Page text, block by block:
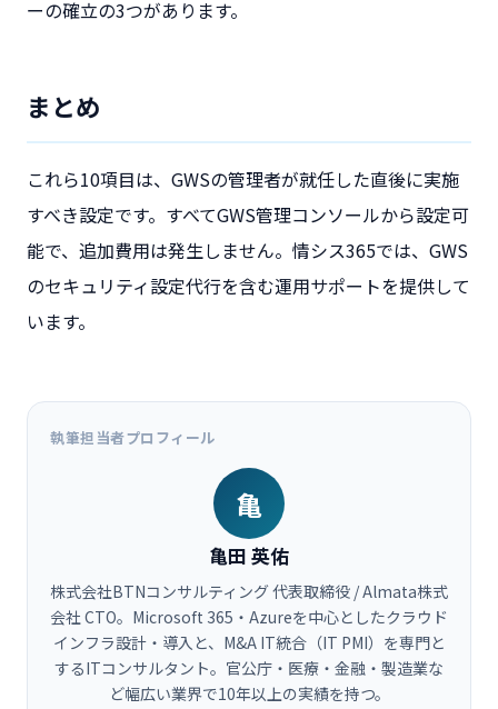
ーの確立の3つがあります。
まとめ
これら10項目は、GWSの管理者が就任した直後に実施
すべき設定です。すべてGWS管理コンソールから設定可
能で、追加費用は発生しません。情シス365では、GWS
のセキュリティ設定代行を含む運用サポートを提供して
います。
執筆担当者プロフィール
亀
亀田 英佑
株式会社BTNコンサルティング 代表取締役 / Almata株式
会社 CTO。Microsoft 365・Azureを中心としたクラウド
インフラ設計・導入と、M&A IT統合（IT PMI）を専門と
するITコンサルタント。官公庁・医療・金融・製造業な
ど幅広い業界で10年以上の実績を持つ。